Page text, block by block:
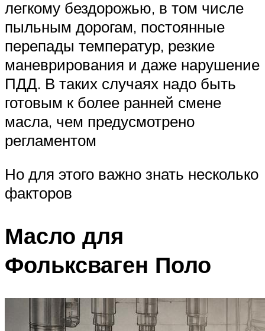
легкому бездорожью, в том числе
пыльным дорогам, постоянные
перепады температур, резкие
маневрирования и даже нарушение
ПДД. В таких случаях надо быть
готовым к более ранней смене
масла, чем предусмотрено
регламентом
Но для этого важно знать несколько
факторов
Масло для
Фольксваген Поло